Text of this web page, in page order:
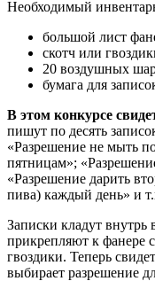
Необходимый
большой лист
скотч или
20 воздушных
бумага для
В этом конкурсе
пишут по десять
«Разрешение не мыть
пятницам»;
«Разрешение дарить
пива) каждый день» и
Записки кладут
прикрепляют к фанере
гвоздики. Теперь
выбирает разрешение